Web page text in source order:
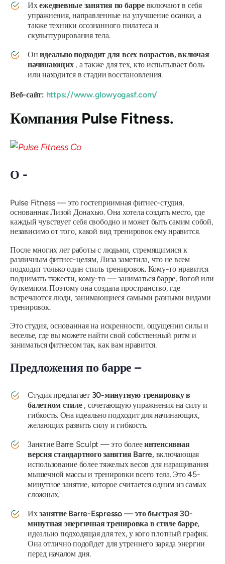
Ихежедневные занятия по барревключают в себя
упражнения, направленные на улучшение осанки, а
также техники осознанного пилатеса и
скульптурирования тела.
Онидеально подходит для всех возрастов, включая
начинающих , а также для тех, кто испытывает боль
или находится в стадии восстановления.
Веб-сайт: https://www.glowyogasf.com/
Компания Pulse Fitness.
О -
Pulse Fitness — это гостеприимная фитнес-студия,
основанная Лизой Донахью. Она хотела создать место, где
каждый чувствует себя свободно и может быть самим собой,
независимо от того, какой вид тренировок ему нравится.
После многих лет работы с людьми, стремящимися к
различным фитнес-целям, Лиза заметила, что не всем
подходит только один стиль тренировок. Кому-то нравится
поднимать тяжести, кому-то — заниматься барре, йогой или
буткемпом. Поэтому она создала пространство, где
встречаются люди, занимающиеся самыми разными видами
тренировок.
Это студия, основанная на искренности, ощущении силы и
веселье, где вы можете найти свой собственный ритм и
заниматься фитнесом так, как вам нравится.
Предложения по барре –
Студия предлагает 30-минутную тренировку в
балетном стиле, сочетающую упражнения на силу и
гибкость. Она идеально подходит для начинающих,
желающих развить силу и гибкость.
Занятие Barre Sculpt — это болееинтенсивная
версия стандартного занятия Barre,включающая
использование более тяжелых весов для наращивания
мышечной массы и тренировки всего тела. Это 45-
минутное занятие, которое считается одним из самых
сложных.
Ихзанятие Barre-Espresso — это быстрая 30-
минутная энергичная тренировка в стиле барре,
идеально подходящая для тех, у кого плотный график.
Она отлично подойдет для утреннего заряда энергии
перед началом дня.